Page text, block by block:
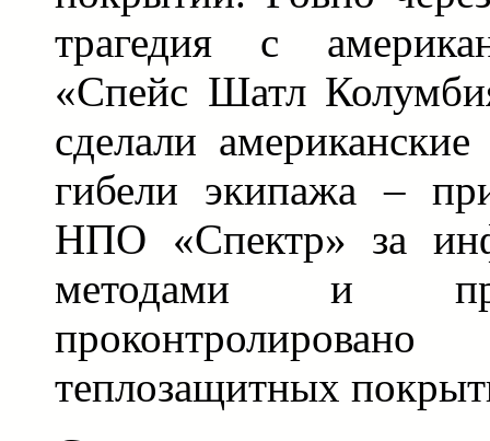
трагедия с
«Спейс Шатл
сделали
гибели экипажа –
НПО «Спектр» за
методами и
теплозащитных